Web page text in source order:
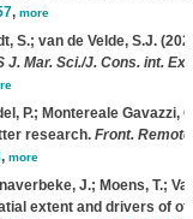
, more
S.; van de Velde, S.J.
J. Mar. Sci./J. Cons. int.
P.; Montereale Gavazzi,
research. Front.
, more
J.; Moens, T.;
extent and drivers of